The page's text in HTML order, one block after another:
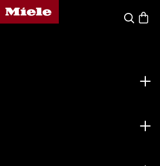
Αρχική σελίδα της Miele